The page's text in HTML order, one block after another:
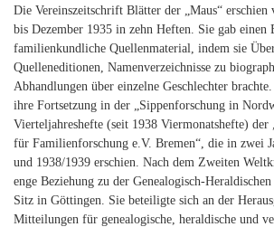
Die Vereinszeitschrift Blätter der „Maus“ erschien
bis Dezember 1935 in zehn Heften. Sie gab
familienkundliche Quellenmaterial, indem sie
Quelleneditionen, Namenverzeichnisse zu
Abhandlungen über einzelne Geschlechter
ihre Fortsetzung in der „Sippenforschung in
Vierteljahreshefte (seit 1938 Viermonatshefte) der
für Familienforschung e.V. Bremen“, die in zwei
und 1938/1939 erschien. Nach dem Zweiten
enge Beziehung zu der Genealogisch-
Sitz in Göttingen. Sie beteiligte sich an der
Mitteilungen für genealogische, heraldische und